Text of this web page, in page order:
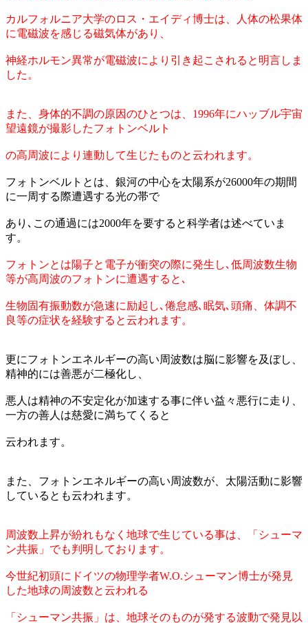
カルフォルニア大学のロス・エイディ博士は、人体の松果体
に電磁波を感じる磁気体があり、
神経ホルモン異常が電磁波により引き起こされると明言しま
した。
また、身体的不調の原因のひとつは、1996年にハッブル宇宙
望遠鏡が撮影したフォトンベルト
の高周波により連動して生じたものと云われます。
フォトンベルトとは、銀河の中心を太陽系が26000年の期間
に一周する際遭遇する光の帯で
あり､この通過には2000年を要すると科学者は述べていま
す。
フォトンとは陽子と電子が衝突の際に発生し､低周波数生物
等が高周波のフォトンに遭遇すると､
生物固有振動数が急速に励起し､倦怠感､眠気､頭痛、体調不
良等の症状を経験すると云われます。
更にフォトンエネルギーの高い周波数は脳に影響を及ぼし、
精神的には善悪が二極化し、
悪人は精神の不安定化が加速する事に伴い益々悪行に走り、
一方の善人は慈愛に満ちてくると
云われます。
また、フォトンエネルギーの高い周波数が、太陽活動に影響
しているとも云われます。
周波数上昇が紛れもなく地球で生じている事は、「シューマ
ン共振」でも判明しております。
今世紀初頭にドイツの物理学者W.O.シューマン博士が発見
した地球の周波数と云われる
「シューマン共振」は、地球そのものが発する波動で発見以